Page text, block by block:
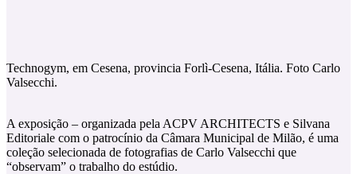
Technogym, em Cesena, provincia Forlì-Cesena, Itália. Foto Carlo
Valsecchi.
A exposição – organizada pela ACPV ARCHITECTS e Silvana
Editoriale com o patrocínio da Câmara Municipal de Milão, é uma
coleção selecionada de fotografias de Carlo Valsecchi que
“observam” o trabalho do estúdio.